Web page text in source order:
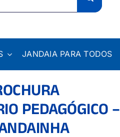
JANDAIA PARA TODOS
PEDAGÓGICO –